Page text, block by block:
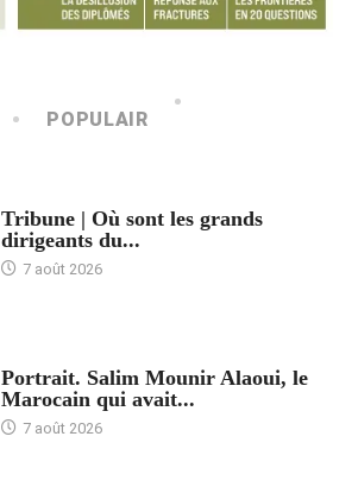
POPULAIR
Tribune | Où sont les grands
dirigeants du...
7 août 2026
Portrait. Salim Mounir Alaoui, le
Marocain qui avait...
7 août 2026